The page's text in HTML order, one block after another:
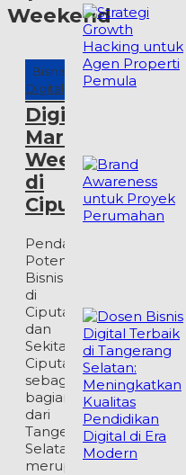
Weekend
Bisnis
Digital
Workshop
Digital
Marketing
Weekend
di
Ciputat
Pendahuluan
Potensi
Bisnis
di
Ciputat
dan
Sekitarnya
Ciputat,
sebagai
bagian
dari
Tangerang
Selatan,
merupakan